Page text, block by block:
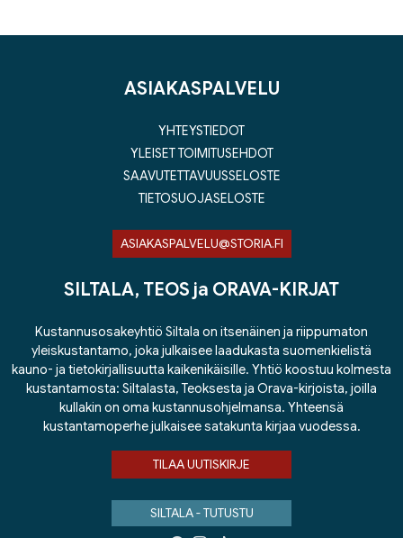
ASIAKASPALVELU
YHTEYSTIEDOT
YLEISET TOIMITUSEHDOT
SAAVUTETTAVUUSSELOSTE
TIETOSUOJASELOSTE
ASIAKASPALVELU@STORIA.FI
SILTALA, TEOS ja ORAVA-KIRJAT
Kustannusosakeyhtiö Siltala on itsenäinen ja riippumaton
yleiskustantamo, joka julkaisee laadukasta suomenkielistä
kauno- ja tietokirjallisuutta kaikenikäisille. Yhtiö koostuu kolmesta
kustantamosta: Siltalasta, Teoksesta ja Orava-kirjoista, joilla
kullakin on oma kustannusohjelmansa. Yhteensä
kustantamoperhe julkaisee satakunta kirjaa vuodessa.
TILAA UUTISKIRJE
SILTALA - TUTUSTU